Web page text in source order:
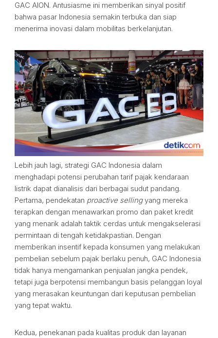
GAC AION. Antusiasme ini memberikan sinyal positif
bahwa pasar Indonesia semakin terbuka dan siap
menerima inovasi dalam mobilitas berkelanjutan.
Lebih jauh lagi, strategi GAC Indonesia dalam
menghadapi potensi perubahan tarif pajak kendaraan
listrik dapat dianalisis dari berbagai sudut pandang.
Pertama, pendekatan proactive sellingyang mereka
terapkan dengan menawarkan promo dan paket kredit
yang menarik adalah taktik cerdas untuk mengakselerasi
permintaan di tengah ketidakpastian. Dengan
memberikan insentif kepada konsumen yang melakukan
pembelian sebelum pajak berlaku penuh, GAC Indonesia
tidak hanya mengamankan penjualan jangka pendek,
tetapi juga berpotensi membangun basis pelanggan loyal
yang merasakan keuntungan dari keputusan pembelian
yang tepat waktu.
Kedua, penekanan pada kualitas produk dan layanan